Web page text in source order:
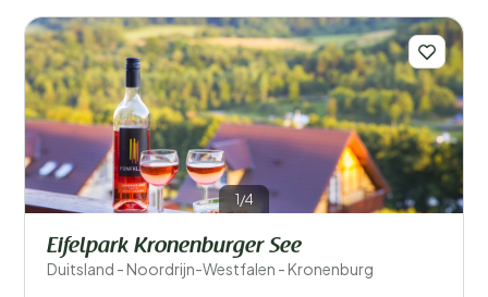
Voor kinderen
Eten en drinken
Algemene parkfaciliteiten
Filters opslaan
1/4
Eifelpark Kronenburger See
Duitsland - Noordrijn-Westfalen - Kronenburg